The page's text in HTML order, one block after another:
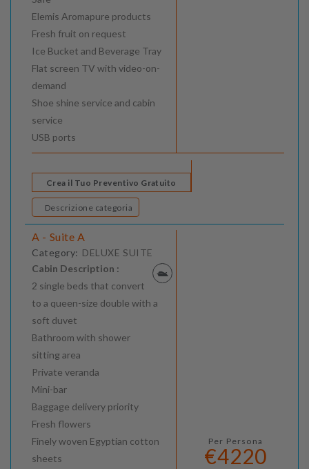
Elemis Aromapure products
Fresh fruit on request
Ice Bucket and Beverage Tray
Flat screen TV with video-on-
demand
Shoe shine service and cabin
service
USB ports
Crea il Tuo Preventivo Gratuito
Descrizione categoria
A - Suite A
Category: DELUXE SUITE
Cabin Description :
2 single beds that convert
to a queen-size double with a
soft duvet
Bathroom with shower
sitting area
Private veranda
Mini-bar
Baggage delivery priority
Fresh flowers
Finely woven Egyptian cotton
sheets
Per Persona
€4220